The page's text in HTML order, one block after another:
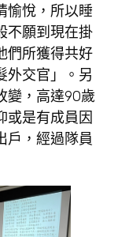
愉悅，所以睡
不願到現在掛
們所獲得共好
外交官」。另
變，高達90歲
或是有成員因
戶，經過隊員